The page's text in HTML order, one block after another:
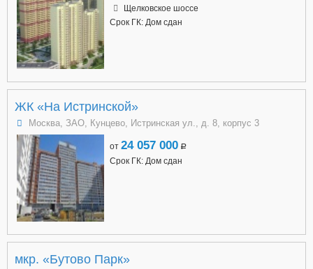
Щелковское шоссе
Срок ГК: Дом сдан
ЖК «На Истринской»
Москва, ЗАО, Кунцево, Истринская ул., д. 8, корпус 3
от 24 057 000 a
Срок ГК: Дом сдан
мкр. «Бутово Парк»